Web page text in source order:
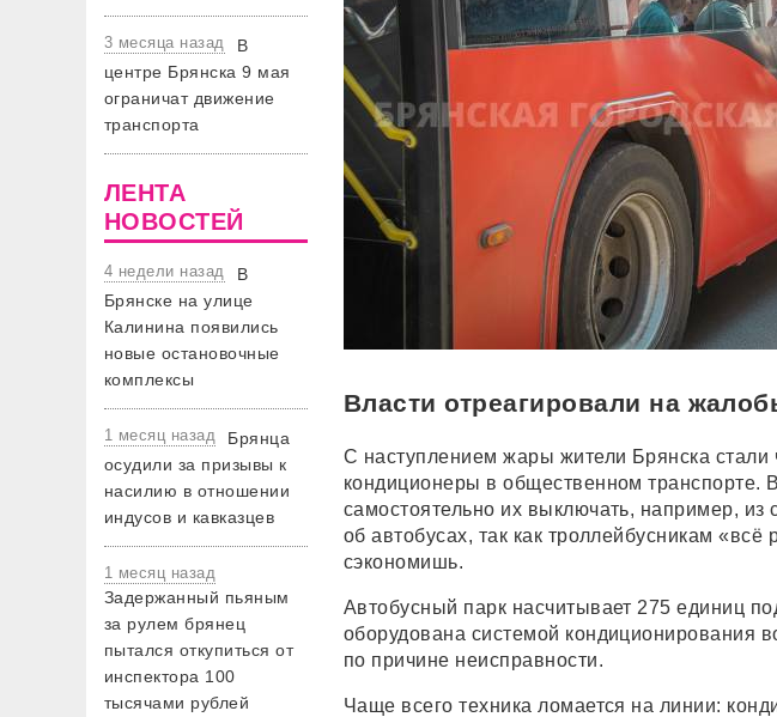
3 месяца назад
В
центре Брянска 9 мая
ограничат движение
транспорта
ЛЕНТА
НОВОСТЕЙ
4 недели назад
В
Брянске на улице
Калинина появились
новые остановочные
комплексы
1 месяц назад
Брянца
осудили за призывы к
насилию в отношении
индусов и кавказцев
1 месяц назад
Задержанный пьяным
за рулем брянец
пытался откупиться от
инспектора 100
тысячами рублей
Власти отреагировали на
С наступлением жары жители Брянска
кондиционеры в общественном транспорте.
самостоятельно их выключать, например,
об автобусах, так как троллейбусникам
сэкономишь.
Автобусный парк насчитывает 275 единиц
оборудована системой кондиционирования
по причине неисправности.
Чаще всего техника ломается на линии: